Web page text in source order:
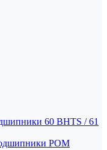
60 BHTS / 61
POM